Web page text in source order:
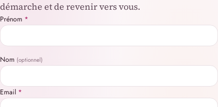
démarche et de revenir vers vous.
Prénom *
Nom (optionnel)
Email *